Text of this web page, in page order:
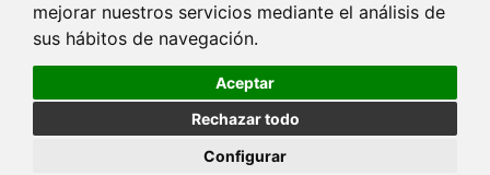
mejorar nuestros servicios mediante el análisis de
sus hábitos de navegación.
Aceptar
Rechazar todo
Configurar
Contacto
Av. Monforte de Lemos, 3-5. Pabellón 11. Planta 0 28029 Madrid
info@ciberisciii.es
Política de Privacidad
| Portal de Transparencia